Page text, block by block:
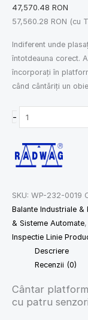
47,570.48 RON
57,560.28 RON (cu
Indiferent unde
întotdeauna corect.
încorporați în
când cântăriți un
-
SKU: WP-232-0019
Balante Industriale &
& Sisteme Automate,
Inspectie Linie
Descriere
Recenzii (0)
Cântar
cu patru